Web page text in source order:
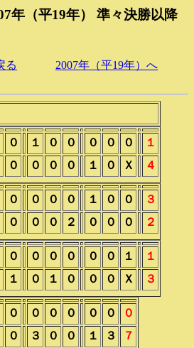
年（平19年） 準々決勝以降
る 2007年（平19年）へ
０ １ ０ ０ ０ ０ ０ １
０ ０ ０ ０ １ ０ Ｘ ４
０ ０ ０ ０ １ ０ ０ ３
０ ０ ０ ２ ０ ０ ０ ２
０ ０ ０ ０ ０ ０ １ １
１ ０ １ ０ ０ ０ Ｘ ３
０ ０ ０ ０ ０ ０ ０
０ ３ ０ ０ １ ３ ７